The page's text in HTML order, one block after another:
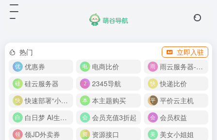
热门
立即入驻
优惠券
电商比价
雨云服务器-新人首月 5 折
硅云服务器
2345导航
快递比价
快速部署“小龙虾”
本主题购买
平价云主机
白日梦 AI生成50分钟视频
会员充值3折起
会员权益
领JD外卖券
资源接口
美女小姐姐